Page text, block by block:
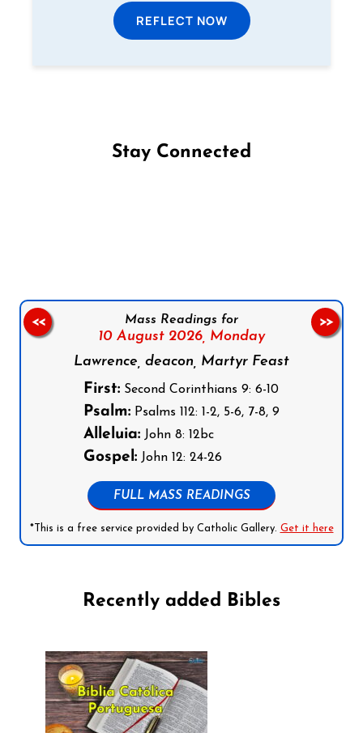
REFLECT NOW
Stay Connected
Mass Readings for
10 August 2026, Monday
Lawrence, deacon, Martyr Feast
First: Second Corinthians 9: 6-10
Psalm: Psalms 112: 1-2, 5-6, 7-8, 9
Alleluia: John 8: 12bc
Gospel: John 12: 24-26
FULL MASS READINGS
*This is a free service provided by Catholic Gallery. Get it here
<< >>
Recently added Bibles